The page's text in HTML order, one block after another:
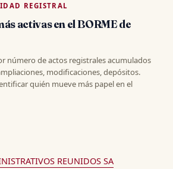
REGISTRAL
activas en el BORME de
número de actos registrales acumulados
modificaciones, depósitos.
quién mueve más papel en el
REUNIDOS SA